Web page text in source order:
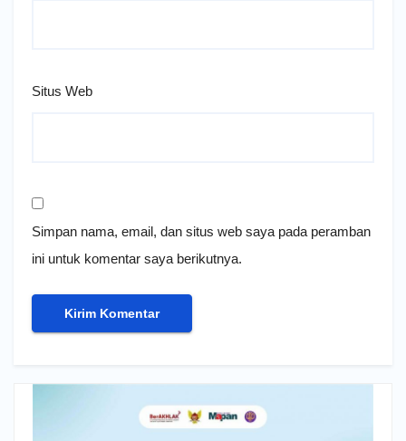
Situs Web
Simpan nama, email, dan situs web saya pada peramban
ini untuk komentar saya berikutnya.